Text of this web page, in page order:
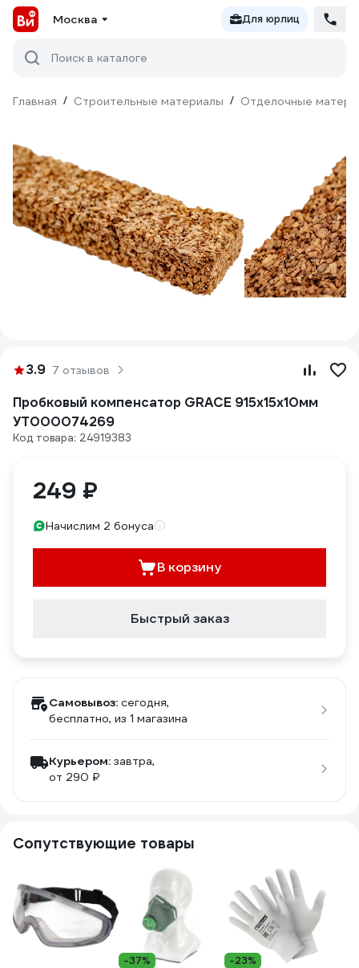
Москва Для юрлиц
Поиск в каталоге
Главная / Строительные материалы / Отделочные
3.9 7 отзывов
Пробковый компенсатор GRACE 915x15x10мм
УТ000074269
Код товара: 24919383
249 ₽
Начислим 2 бонуса
В корзину
Быстрый заказ
Самовывоз: сегодня,
бесплатно, из 1 магазина
Курьером: завтра,
от 290 ₽
Сопутствующие товары
-37% -23%